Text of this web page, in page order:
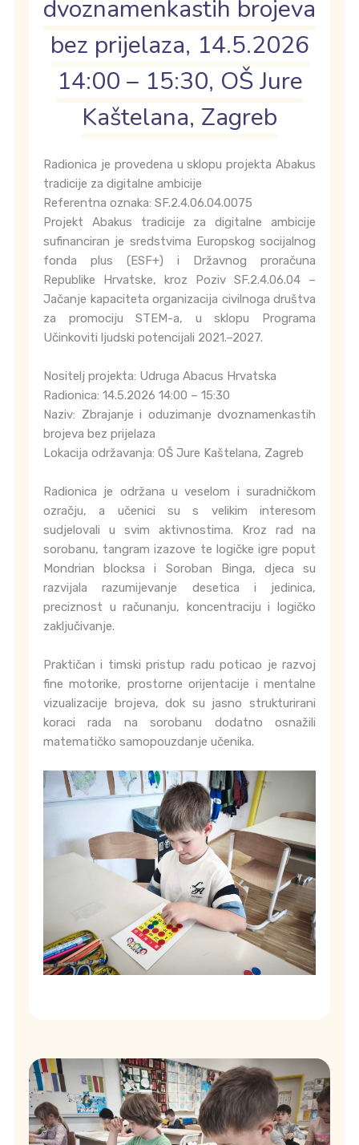
dvoznamenkastih brojeva
bez prijelaza, 14.5.2026
14:00 – 15:30, OŠ Jure
Kaštelana, Zagreb
Radionica je provedena u sklopu projekta Abakus
tradicije za digitalne ambicije
Referentna oznaka: SF.2.4.06.04.0075
Projekt Abakus tradicije za digitalne ambicije
sufinanciran je sredstvima Europskog socijalnog
fonda plus (ESF+) i Državnog proračuna
Republike Hrvatske, kroz Poziv SF.2.4.06.04 –
Jačanje kapaciteta organizacija civilnoga društva
za promociju STEM-a, u sklopu Programa
Učinkoviti ljudski potencijali 2021.–2027.
Nositelj projekta: Udruga Abacus Hrvatska
Radionica: 14.5.2026 14:00 – 15:30
Naziv: Zbrajanje i oduzimanje dvoznamenkastih
brojeva bez prijelaza
Lokacija održavanja: OŠ Jure Kaštelana, Zagreb
Radionica je održana u veselom i suradničkom
ozračju, a učenici su s velikim interesom
sudjelovali u svim aktivnostima. Kroz rad na
sorobanu, tangram izazove te logičke igre poput
Mondrian blocksa i Soroban Binga, djeca su
razvijala razumijevanje desetica i jedinica,
preciznost u računanju, koncentraciju i logičko
zaključivanje.
Praktičan i timski pristup radu poticao je razvoj
fine motorike, prostorne orijentacije i mentalne
vizualizacije brojeva, dok su jasno strukturirani
koraci rada na sorobanu dodatno osnažili
matematičko samopouzdanje učenika.